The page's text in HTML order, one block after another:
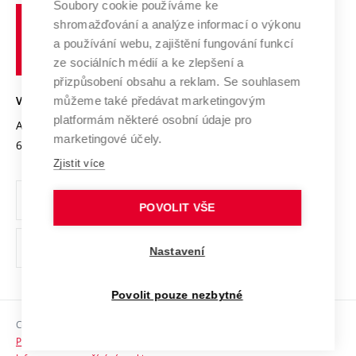
Výzkumné infrastruktury
Transfer znalostí
Open Science
Projekty
Projekty ze strukturálních fondů
Specifický výzkum
Spolupráce se školami
Mezinárodní dohody
Univerzitní sítě
Udržitelná univerzita
Podnikavá univerzita / ContriBUTe
Bezpečná univerzita
Vyznamenání
Organizační struktura
Ochrana osobních údajů
odkaz)
Sociální bezpečí
učení
technické
Brně
VYSOKÉ UČENÍ TECHNICKÉ V BRNĚ
Antonínská 548/1
602 00 Brno
www.vut.cz
vut@vutbr.cz
Copyright © 2026 VUT
Prohlášení o přístupnosti
Soubory cookie používáme ke
shromažďování a analýze informací o výkonu
a používání webu, zajištění fungování funkcí
ze sociálních médií a ke zlepšení a
přizpůsobení obsahu a reklam. Se souhlasem
můžeme také předávat marketingovým
platformám některé osobní údaje pro
marketingové účely.
Zjistit více
POVOLIT VŠE
Nastavení
Povolit pouze nezbytné